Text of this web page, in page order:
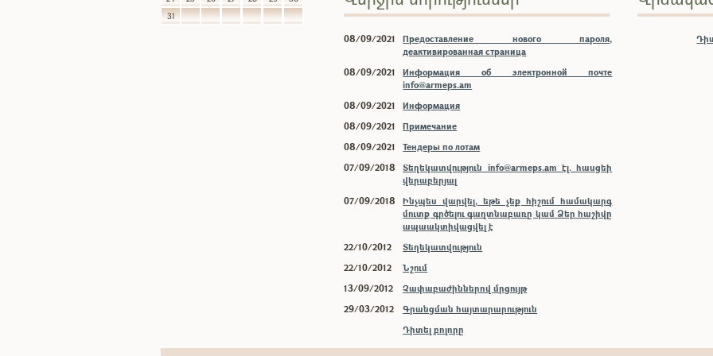
31
08/09/2021
Предоставление нового пароля,
деактивированная страница
08/09/2021
Информация об электронной почте
info@armeps.am
08/09/2021
Информация
08/09/2021
Примечание
08/09/2021
Тендеры по лотам
07/09/2018
Տեղեկատվություն info@armeps.am էլ. հասցեի
վերաբերյալ
07/09/2018
Ինչպես վարվել, եթե չեք հիշում համակարգ
մուտք գրծելու գաղտնաբառը կամ Ձեր հաշիվը
ապաակտիվացվել է
22/10/2012
Տեղեկատվություն
22/10/2012
Նշում
13/09/2012
Չափաբաժիններով մրցույթ
29/03/2012
Գրանցման հայտարարություն
Դիտել բոլորը